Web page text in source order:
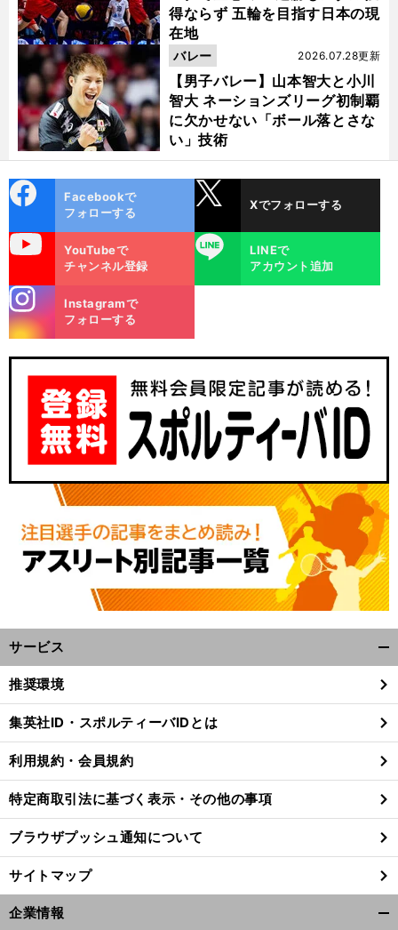
「
雄
、
」
こ
」
得ならず 五輪を目指す日本の現
在地
【男子バレー】山本智大と小川
智大 ネーションズリーグ初制覇
に欠かせない「ボール落とさな
い」技術
2026.07.28更新
バレー
ok
Facebookで
フォローする
Xでフォローする
YouTubeで
チャンネル登録
LINE
LINEで
アカウント追加
m
Instagramで
フォローする
サービス
閉
る
推奨環境
集英社ID・スポルティーバIDとは
利用規約・会員規約
特定商取引法に基づく表示・その他の事項
ブラウザプッシュ通知について
サイトマップ
企業情報